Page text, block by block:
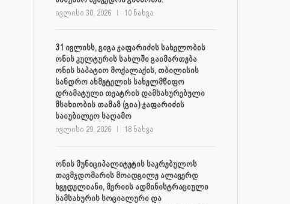
ივლისი 30, 2026 10 ნახვა
31 ივლისს, გიგა ჯაფარიძის სახელობის
ონის კულტურის სახლში გაიმართება
ონის საპატიო მოქალაქის, თბილისის
სანდრო ახმეტელის სახელმწიფო
დრამატული თეატრის დამსახურებული
მსახიობის თამაზ (გია) ჯაფარიძის
საიუბილეო საღამო
ივლისი 29, 2026 18 ნახვა
ონის მუნიციპალიტეტის საკრებულოს
თავმჯდომარის მოადგილე ალავერდ
ხვედელიანი, მერიის ადმინისტრაციული
სამსახურის სოციალური და